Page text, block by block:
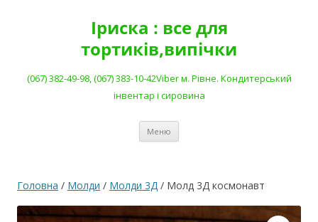
Іриска : все для
тортиків,випічки
(067) 382-49-98, (067) 383-10-42Viber м. Рівне. Кондитерський
інвентар і сировина
Меню
Головна / Молди / Молди 3Д / Молд 3Д космонавт